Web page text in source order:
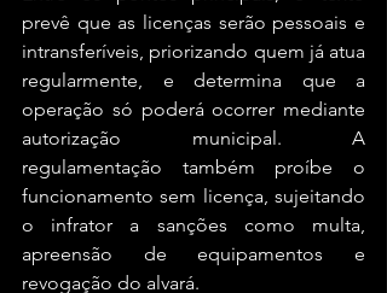
prevê que as licenças serão pessoais e
intransferíveis, priorizando quem já atua
regularmente, e determina que a
operação só poderá ocorrer mediante
autorização municipal. A
regulamentação também proíbe o
funcionamento sem licença, sujeitando
o infrator a sanções como multa,
apreensão de equipamentos e
revogação do alvará.